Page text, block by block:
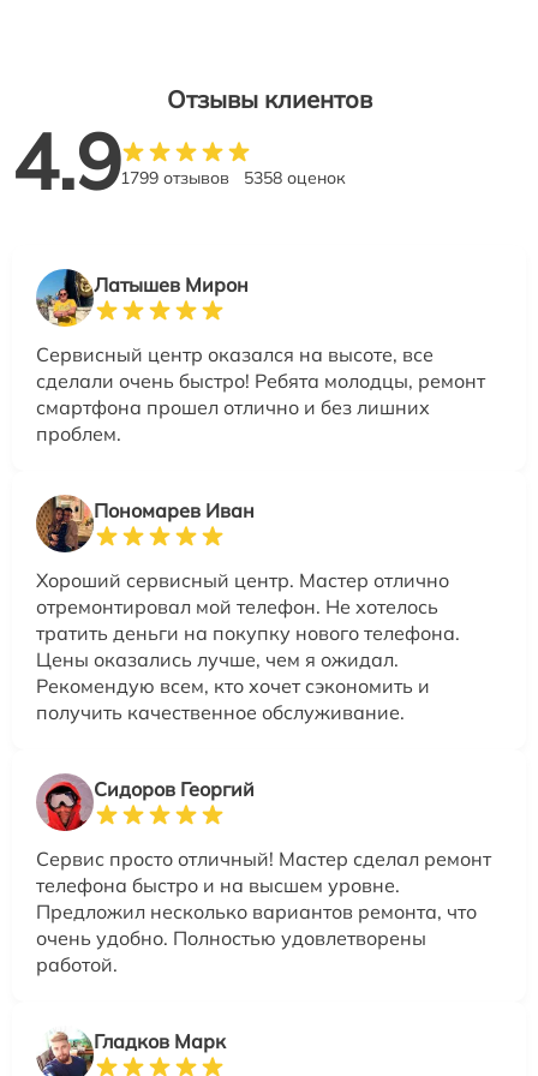
Отзывы клиентов
4.91799 отзывов 5358 оценок
Латышев Мирон
Сервисный центр оказался на высоте, все
сделали очень быстро! Ребята молодцы, ремонт
смартфона прошел отлично и без лишних
проблем.
Пономарев Иван
Хороший сервисный центр. Мастер отлично
отремонтировал мой телефон. Не хотелось
тратить деньги на покупку нового телефона.
Цены оказались лучше, чем я ожидал.
Рекомендую всем, кто хочет сэкономить и
получить качественное обслуживание.
Сидоров Георгий
Сервис просто отличный! Мастер сделал ремонт
телефона быстро и на высшем уровне.
Предложил несколько вариантов ремонта, что
очень удобно. Полностью удовлетворены
работой.
Гладков Марк